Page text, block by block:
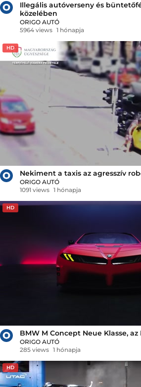
Illegális autóverseny és
közelében
ORIGO AUTÓ
5964 views 1 hónapja
HD
Nekiment a taxis az agresszív
ORIGO AUTÓ
1091 views 1 hónapja
HD
BMW M Concept Neue Klasse,
ORIGO AUTÓ
285 views 1 hónapja
HD